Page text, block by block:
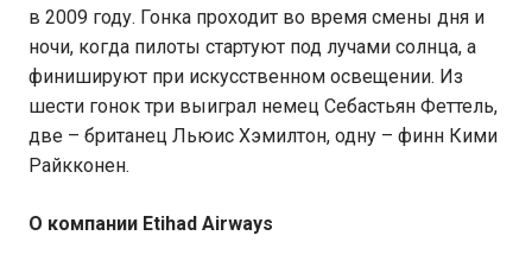
в 2009 году. Гонка проходит во время смены дня и
ночи, когда пилоты стартуют под лучами солнца, а
финишируют при искусственном освещении. Из
шести гонок три выиграл немец Себастьян Феттель,
две – британец Льюис Хэмилтон, одну – финн Кими
Райкконен.
О компании Etihad Airways